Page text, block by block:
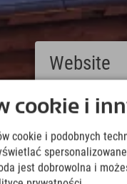
cookie i
cookie i podobnych
jest dobrowolna i
Website
Deutsch
(German)
(English)
Italiano
(Italian)
Čeština